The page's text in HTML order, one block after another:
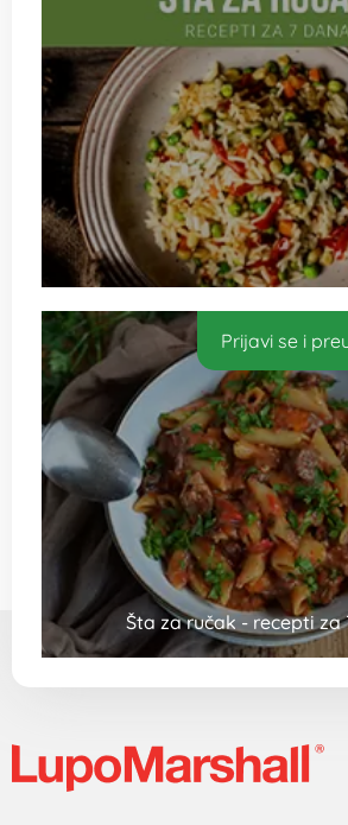
Prijavi se i
Šta za ručak - recepti za